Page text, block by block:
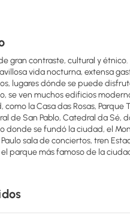
gran contraste, cultural y
vida nocturna, extensa
lugares dónde se puede
se ven muchos edificios
la Casa das Rosas,
de San Pablo, Catedral da Sé,
donde se fundó la ciudad, el
sala de conciertos, tren
parque más famoso de la